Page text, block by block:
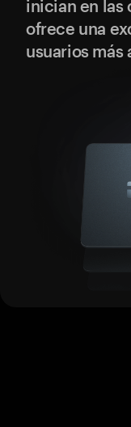
inician en las
ofrece una
usuarios más